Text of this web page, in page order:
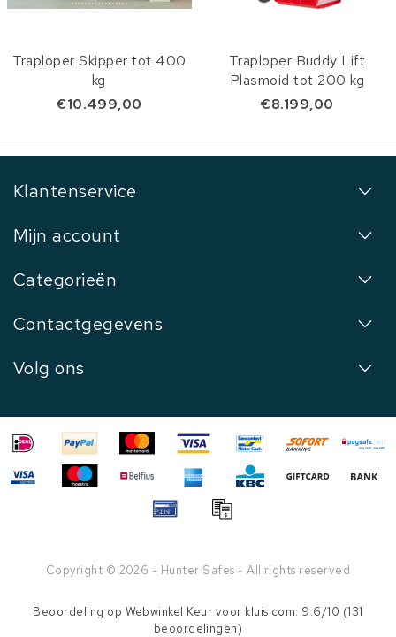
Traploper Skipper tot 400
kg
€10.499,00
Traploper Buddy Lift
Plasmoid tot 200 kg
€8.199,00
Klantenservice
Mijn account
Categorieën
Contactgegevens
Volg ons
Copyright © 2026 - Hunter Safes - All rights reserved
Beoordeling op Webwinkel Keur voor kluis.com: 9.6/10 (131
beoordelingen)